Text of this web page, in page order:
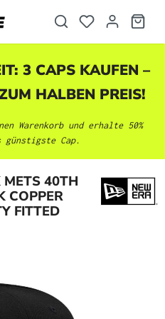
3 CAPS KAUFEN –
HALBEN PREIS!
Warenkorb und erhalte 50%
günstigste Cap.
40TH
COPPER
FITTED